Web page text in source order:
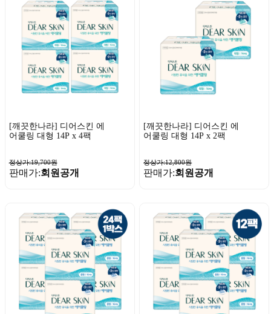
[깨끗한나라] 디어스킨 에
어쿨링 대형 14P x 4팩
정상가:19,700원
판매가:회원공개
[깨끗한나라] 디어스킨 에
어쿨링 대형 14P x 2팩
정상가:12,800원
판매가:회원공개